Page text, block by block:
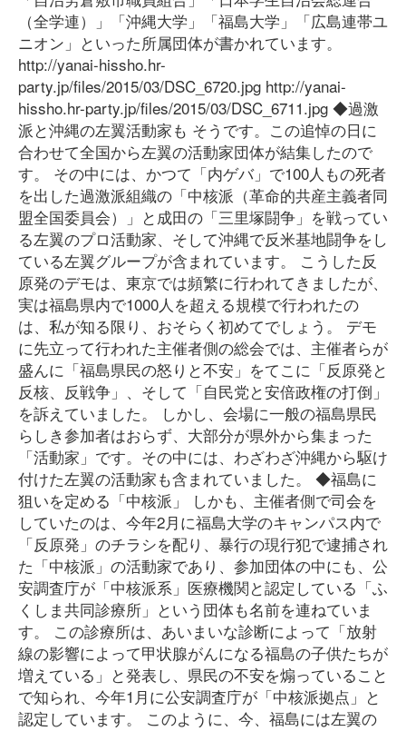
（全学連）」「沖縄大学」「福島大学」「広島連帯ユ
ニオン」といった所属団体が書かれています。
http://yanai-hissho.hr-
party.jp/files/2015/03/DSC_6720.jpg http://yanai-
hissho.hr-party.jp/files/2015/03/DSC_6711.jpg ◆過激
派と沖縄の左翼活動家も そうです。この追悼の日に
合わせて全国から左翼の活動家団体が結集したので
す。 その中には、かつて「内ゲバ」で100人もの死者
を出した過激派組織の「中核派（革命的共産主義者同
盟全国委員会）」と成田の「三里塚闘争」を戦ってい
る左翼のプロ活動家、そして沖縄で反米基地闘争をし
ている左翼グループが含まれています。 こうした反
原発のデモは、東京では頻繁に行われてきましたが、
実は福島県内で1000人を超える規模で行われたの
は、私が知る限り、おそらく初めてでしょう。 デモ
に先立って行われた主催者側の総会では、主催者らが
盛んに「福島県民の怒りと不安」をてこに「反原発と
反核、反戦争」、そして「自民党と安倍政権の打倒」
を訴えていました。 しかし、会場に一般の福島県民
らしき参加者はおらず、大部分が県外から集まった
「活動家」です。その中には、わざわざ沖縄から駆け
付けた左翼の活動家も含まれていました。 ◆福島に
狙いを定める「中核派」 しかも、主催者側で司会を
していたのは、今年2月に福島大学のキャンパス内で
「反原発」のチラシを配り、暴行の現行犯で逮捕され
た「中核派」の活動家であり、参加団体の中にも、公
安調査庁が「中核派系」医療機関と認定している「ふ
くしま共同診療所」という団体も名前を連ねていま
す。 この診療所は、あいまいな診断によって「放射
線の影響によって甲状腺がんになる福島の子供たちが
増えている」と発表し、県民の不安を煽っていること
で知られ、今年1月に公安調査庁が「中核派拠点」と
認定しています。 このように、今、福島には左翼の